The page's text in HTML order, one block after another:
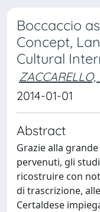
Boccaccio
Concept,
Cultural
2014-01-01
Abstract
Grazie alla
pervenuti, gli
ricostruire con
di trascrizione,
Certaldese